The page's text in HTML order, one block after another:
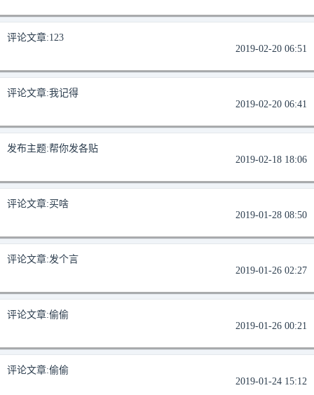
评论文章:123
2019-02-20 06:51
评论文章:我记得
2019-02-20 06:41
发布主题:帮你发各贴
2019-02-18 18:06
评论文章:买啥
2019-01-28 08:50
评论文章:发个言
2019-01-26 02:27
评论文章:偷偷
2019-01-26 00:21
评论文章:偷偷
2019-01-24 15:12